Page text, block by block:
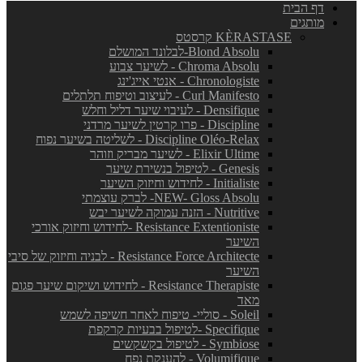
דף הבית
מותגים
KÈRASTASE קרסטס
Blond Absolu-לבלונד המושלם
Chroma Absolu - לשיער צבוע
Chronologiste - אנטי אייג'ינג
Curl Manifesto - לעיצוב וטיפוח תלתלים
Densifique - לעיבוי שיער דליל וחלש
Discipline - פרו קרטין לשיער מרדני
Discipline Oléo-Relax - לשליטה בשיער נפוח
Elixir Ultime - לשיער מבריק וזוהר
Genesis - לטיפול בנשירת שיער
Initialiste - לחידוש וחיזוק השיער
NEW- Gloss Absolu- לברק עוצמתי
Nutritive - הזנה עמוקה לשיער יבש
Resistance Extentioniste -לחידוש וחיזוק אורכי
השיער
Resistance Force Architecte - לבניה וחיזוק של סיבי
השיער
Resistance Therapiste - לחידוש ושיקום שיער פגום
מאד
Soleil - סוליי- טיפוח לאחר חשיפה לשמש
Specifique -לטיפול בבעיות קרקפת
Symbiose - לטיפול בקשקשים
Volumifique - להענקת נפח